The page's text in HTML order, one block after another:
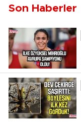
Son Haberler